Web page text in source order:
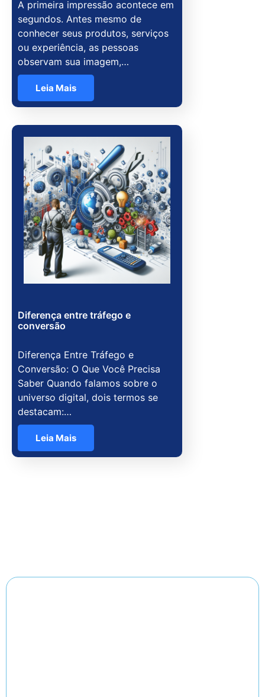
A primeira impressão acontece em
segundos. Antes mesmo de
conhecer seus produtos, serviços
ou experiência, as pessoas
observam sua imagem,…
Leia Mais
Diferença entre tráfego e
conversão
Diferença Entre Tráfego e
Conversão: O Que Você Precisa
Saber Quando falamos sobre o
universo digital, dois termos se
destacam:…
Leia Mais